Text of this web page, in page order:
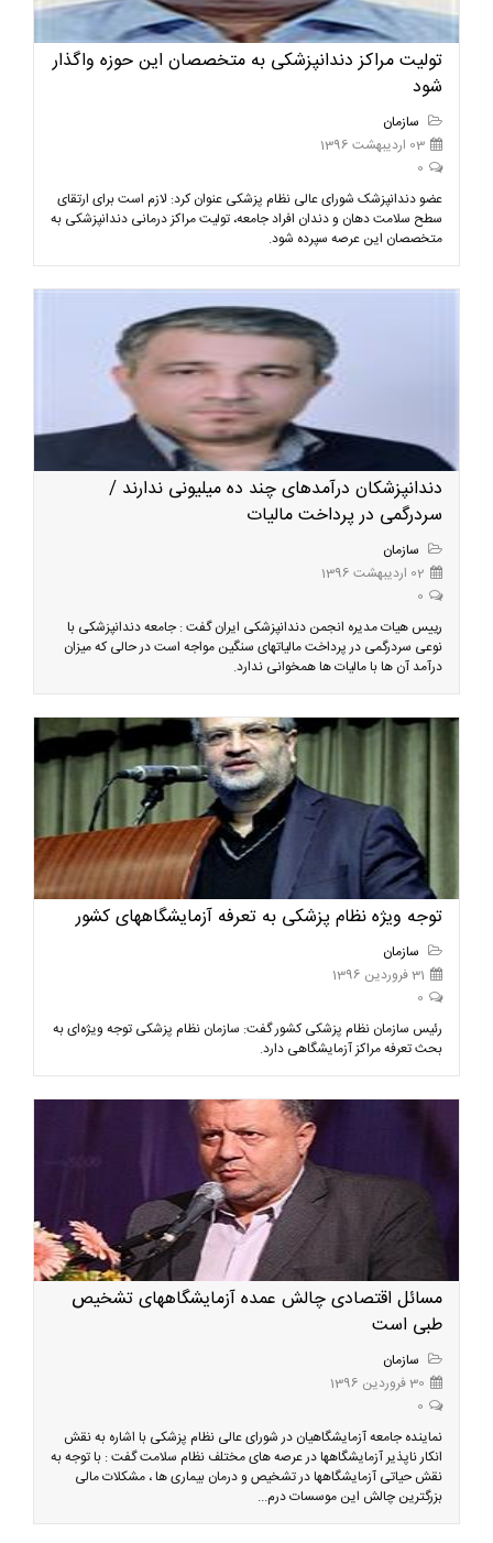
تولیت مراکز دندانپزشکی‌ به متخصصان این حوزه واگذار
شود
سازمان
03 اردیبهشت 1396
0
عضو دندانپزشک شورای عالی نظام پزشکی عنوان کرد: لازم است برای ارتقای
سطح سلامت دهان و دندان افراد جامعه، تولیت مراکز درمانی دندانپزشکی‌ به
متخصصان این عرصه سپرده شود.
دندانپزشکان درآمدهای چند ده میلیونی ندارند /
سردرگمی در پرداخت مالیات
سازمان
02 اردیبهشت 1396
0
رییس هیات مدیره انجمن دندانپزشکی ایران گفت : جامعه دندانپزشکی با
نوعی سردرگمی در پرداخت مالیاتهای سنگین مواجه است در حالی که میزان
درآمد آن ها با مالیات ها همخوانی ندارد.
توجه ویژه نظام پزشکی به تعرفه آزمایشگاههای کشور
سازمان
31 فروردین 1396
0
رئیس سازمان نظام پزشکی کشور گفت: سازمان نظام پزشکی توجه ویژه‌ای به
بحث تعرفه مراکز آزمایشگاهی دارد.
مسائل اقتصادی چالش عمده آزمایشگاههای تشخیص
طبی است
سازمان
30 فروردین 1396
0
نماینده جامعه آزمایشگاهیان در شورای عالی نظام پزشکی با اشاره به نقش
انکار ناپذیر آزمایشگاهها در عرصه های مختلف نظام سلامت گفت : با توجه به
نقش حیاتی آزمایشگاهها در تشخیص و درمان بیماری ها ، مشکلات مالی
بزرگترین چالش این موسسات درم...